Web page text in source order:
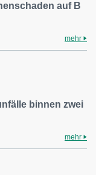
auf B
mehr
binnen zwei
mehr